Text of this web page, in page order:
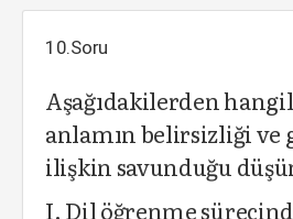
10.Soru
Aşağıdakilerden
anlamın belirsizliği
ilişkin savunduğu
I. Dil öğrenme